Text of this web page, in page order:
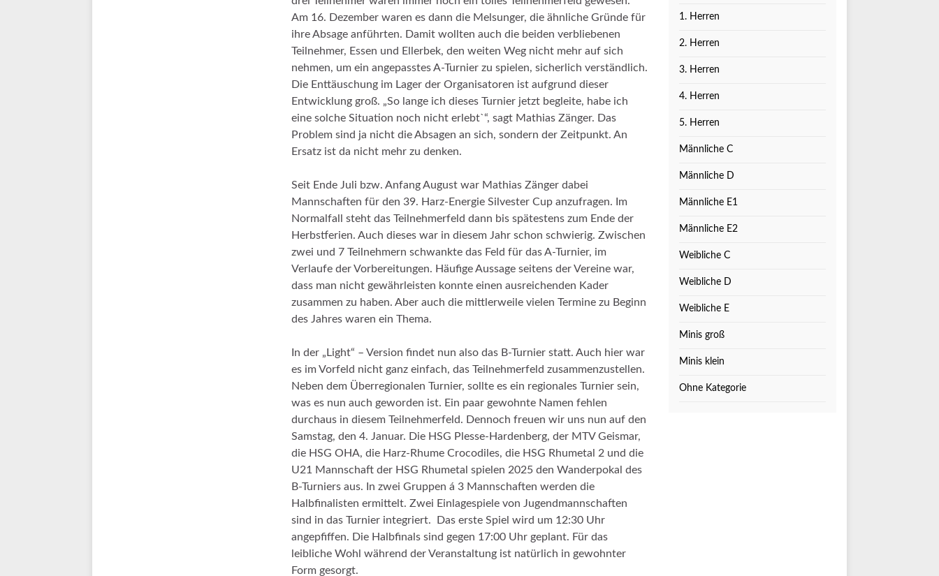
Am 16. Dezember waren es dann die Melsunger, die ähnliche Gründe für
ihre Absage anführten. Damit wollten auch die beiden verbliebenen
Teilnehmer, Essen und Ellerbek, den weiten Weg nicht mehr auf sich
nehmen, um ein angepasstes A-Turnier zu spielen, sicherlich verständlich.
Die Enttäuschung im Lager der Organisatoren ist aufgrund dieser
Entwicklung groß. „So lange ich dieses Turnier jetzt begleite, habe ich
eine solche Situation noch nicht erlebt`“, sagt Mathias Zänger. Das
Problem sind ja nicht die Absagen an sich, sondern der Zeitpunkt. An
Ersatz ist da nicht mehr zu denken.
Seit Ende Juli bzw. Anfang August war Mathias Zänger dabei
Mannschaften für den 39. Harz-Energie Silvester Cup anzufragen. Im
Normalfall steht das Teilnehmerfeld dann bis spätestens zum Ende der
Herbstferien. Auch dieses war in diesem Jahr schon schwierig. Zwischen
zwei und 7 Teilnehmern schwankte das Feld für das A-Turnier, im
Verlaufe der Vorbereitungen. Häufige Aussage seitens der Vereine war,
dass man nicht gewährleisten konnte einen ausreichenden Kader
zusammen zu haben. Aber auch die mittlerweile vielen Termine zu Beginn
des Jahres waren ein Thema.
In der „Light“ – Version findet nun also das B-Turnier statt. Auch hier war
es im Vorfeld nicht ganz einfach, das Teilnehmerfeld zusammenzustellen.
Neben dem Überregionalen Turnier, sollte es ein regionales Turnier sein,
was es nun auch geworden ist. Ein paar gewohnte Namen fehlen
durchaus in diesem Teilnehmerfeld. Dennoch freuen wir uns nun auf den
Samstag, den 4. Januar. Die HSG Plesse-Hardenberg, der MTV Geismar,
die HSG OHA, die Harz-Rhume Crocodiles, die HSG Rhumetal 2 und die
U21 Mannschaft der HSG Rhumetal spielen 2025 den Wanderpokal des
B-Turniers aus. In zwei Gruppen á 3 Mannschaften werden die
Halbfinalisten ermittelt. Zwei Einlagespiele von Jugendmannschaften
sind in das Turnier integriert. Das erste Spiel wird um 12:30 Uhr
angepfiffen. Die Halbfinals sind gegen 17:00 Uhr geplant. Für das
leibliche Wohl während der Veranstaltung ist natürlich in gewohnter
Form gesorgt.
1. Herren
2. Herren
3. Herren
4. Herren
5. Herren
Männliche C
Männliche D
Männliche E1
Männliche E2
Weibliche C
Weibliche D
Weibliche E
Minis groß
Minis klein
Ohne Kategorie